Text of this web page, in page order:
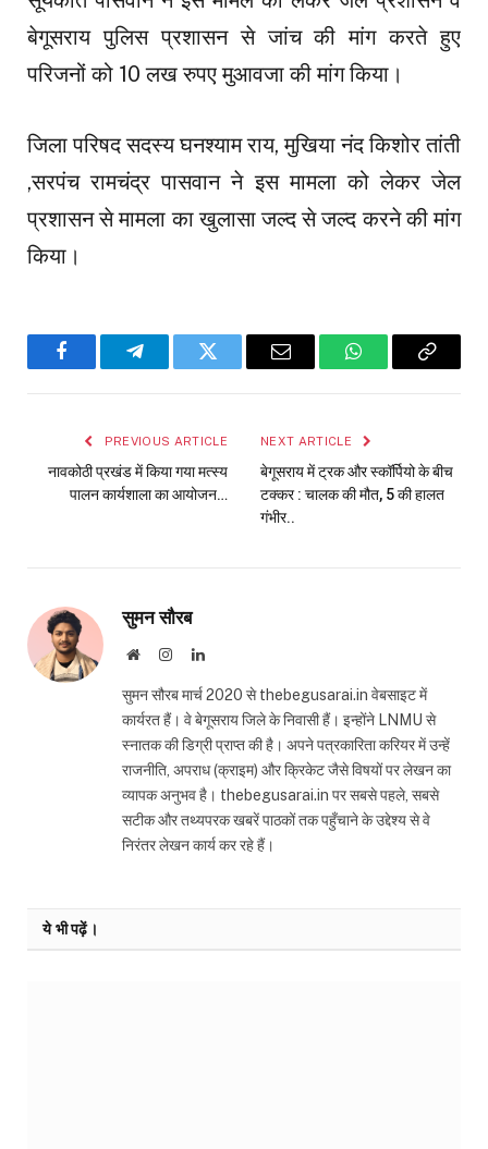
बेगूसराय पुलिस प्रशासन से जांच की मांग करते हुए
परिजनों को 10 लख रुपए मुआवजा की मांग किया।
जिला परिषद सदस्य घनश्याम राय, मुखिया नंद किशोर तांती
,सरपंच रामचंद्र पासवान ने इस मामला को लेकर जेल
प्रशासन से मामला का खुलासा जल्द से जल्द करने की मांग
किया।
FacebookTelegramTwitter Email WhatsAppCopy
PREVIOUS ARTICLE
नावकोठी प्रखंड में किया गया मत्स्य
पालन कार्यशाला का आयोजन…
NEXT ARTICLE
बेगूसराय में ट्रक और स्कॉर्पियो के बीच
टक्कर : चालक की मौत, 5 की हालत
गंभीर..
सुमन सौरब
WebsiteInstagramLinkedIn
सुमन सौरब मार्च 2020 से thebegusarai.in वेबसाइट में
कार्यरत हैं। वे बेगूसराय जिले के निवासी हैं। इन्होंने LNMU से
स्नातक की डिग्री प्राप्त की है। अपने पत्रकारिता करियर में उन्हें
राजनीति, अपराध (क्राइम) और क्रिकेट जैसे विषयों पर लेखन का
व्यापक अनुभव है। thebegusarai.in पर सबसे पहले, सबसे
सटीक और तथ्यपरक खबरें पाठकों तक पहुँचाने के उद्देश्य से वे
निरंतर लेखन कार्य कर रहे हैं।
ये भी पढ़ें।